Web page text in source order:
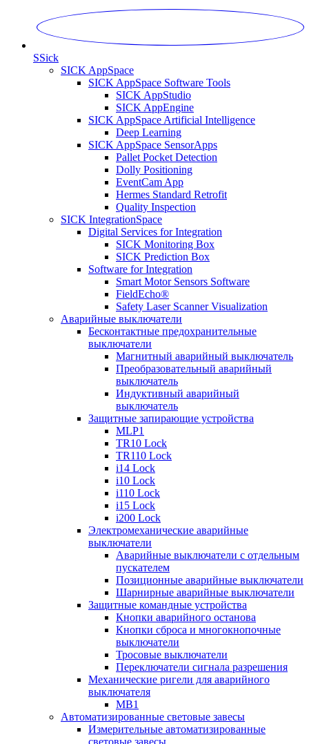
SSick
SICK AppSpace
SICK AppSpace Software Tools
SICK AppStudio
SICK AppEngine
SICK AppSpace Artificial Intelligence
Deep Learning
SICK AppSpace SensorApps
Pallet Pocket Detection
Dolly Positioning
EventCam App
Hermes Standard Retrofit
Quality Inspection
SICK IntegrationSpace
Digital Services for Integration
SICK Monitoring Box
SICK Prediction Box
Software for Integration
Smart Motor Sensors Software
FieldEcho®
Safety Laser Scanner Visualization
Аварийные выключатели
Бесконтактные предохранительные
выключатели
Магнитный аварийный выключатель
Преобразовательный аварийный
выключатель
Индуктивный аварийный
выключатель
Защитные запирающие устройства
MLP1
TR10 Lock
TR110 Lock
i14 Lock
i10 Lock
i110 Lock
i15 Lock
i200 Lock
Электромеханические аварийные
выключатели
Аварийные выключатели с отдельным
пускателем
Позиционные аварийные выключатели
Шарнирные аварийные выключатели
Защитные командные устройства
Кнопки аварийного останова
Кнопки сброса и многокнопочные
выключатели
Тросовые выключатели
Переключатели сигнала разрешения
Механические ригели для аварийного
выключателя
MB1
Автоматизированные световые завесы
Измерительные автоматизированные
световые завесы